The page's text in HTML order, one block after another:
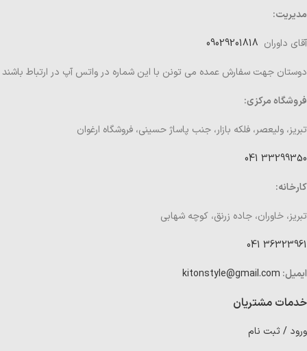
مدیریت:
آقای داوران
دوستان جهت سفارش عمده می تونن با این شماره در واتس آپ در ارتباط باشند
فروشگاه مرکزی:
تبریز، ولیعصر، فلکه بازار، جنب پاساژ حسینی، فروشگاه ارغوان
33299350 041
کارخانه:
تبریز، خاوران، جاده زرنق، کوچه شهابی
36323961 041
ایمیل: kitonstyle@gmail.com
خدمات مشتریان
ورود / ثبت نام